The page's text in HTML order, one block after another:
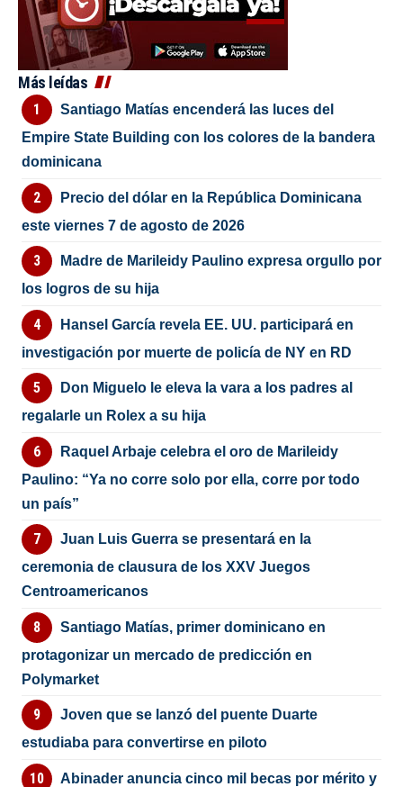
Más leídas
Santiago Matías encenderá las luces del
Empire State Building con los colores de la bandera
dominicana
Precio del dólar en la República Dominicana
este viernes 7 de agosto de 2026
Madre de Marileidy Paulino expresa orgullo por
los logros de su hija
Hansel García revela EE. UU. participará en
investigación por muerte de policía de NY en RD
Don Miguelo le eleva la vara a los padres al
regalarle un Rolex a su hija
Raquel Arbaje celebra el oro de Marileidy
Paulino: “Ya no corre solo por ella, corre por todo
un país”
Juan Luis Guerra se presentará en la
ceremonia de clausura de los XXV Juegos
Centroamericanos
Santiago Matías, primer dominicano en
protagonizar un mercado de predicción en
Polymarket
Joven que se lanzó del puente Duarte
estudiaba para convertirse en piloto
Abinader anuncia cinco mil becas por mérito y